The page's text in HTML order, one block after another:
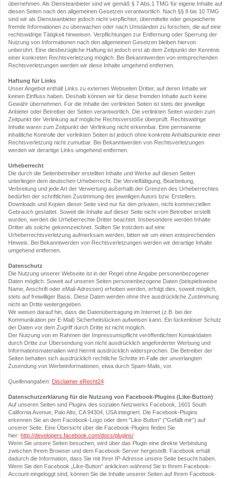
übernehmen. Als Diensteanbieter sind wir gemäß § 7 Abs.1 TMG für eigene Inhalte auf
diesen Seiten nach den allgemeinen Gesetzen verantwortlich. Nach §§ 8 bis 10 TMG
sind wir als Diensteanbieter jedoch nicht verpflichtet, übermittelte oder gespeicherte
fremde Informationen zu überwachen oder nach Umständen zu forschen, die auf eine
rechtswidrige Tätigkeit hinweisen. Verpflichtungen zur Entfernung oder Sperrung der
Nutzung von Informationen nach den allgemeinen Gesetzen bleiben hiervon
unberührt. Eine diesbezügliche Haftung ist jedoch erst ab dem Zeitpunkt der Kenntnis
einer konkreten Rechtsverletzung möglich. Bei Bekanntwerden von entsprechenden
Rechtsverletzungen werden wir diese Inhalte umgehend entfernen.
Haftung für Links
Unser Angebot enthält Links zu externen Webseiten Dritter, auf deren Inhalte wir
keinen Einfluss haben. Deshalb können wir für diese fremden Inhalte auch keine
Gewähr übernehmen. Für die Inhalte der verlinkten Seiten ist stets der jeweilige
Anbieter oder Betreiber der Seiten verantwortlich. Die verlinkten Seiten wurden zum
Zeitpunkt der Verlinkung auf mögliche Rechtsverstöße überprüft. Rechtswidrige
Inhalte waren zum Zeitpunkt der Verlinkung nicht erkennbar. Eine permanente
inhaltliche Kontrolle der verlinkten Seiten ist jedoch ohne konkrete Anhaltspunkte einer
Rechtsverletzung nicht zumutbar. Bei Bekanntwerden von Rechtsverletzungen
werden wir derartige Links umgehend entfernen.
Urheberrecht
Die durch die Seitenbetreiber erstellten Inhalte und Werke auf diesen Seiten
unterliegen dem deutschen Urheberrecht. Die Vervielfältigung, Bearbeitung,
Verbreitung und jede Art der Verwertung außerhalb der Grenzen des Urheberrechtes
bedürfen der schriftlichen Zustimmung des jeweiligen Autors bzw. Erstellers.
Downloads und Kopien dieser Seite sind nur für den privaten, nicht kommerziellen
Gebrauch gestattet. Soweit die Inhalte auf dieser Seite nicht vom Betreiber erstellt
wurden, werden die Urheberrechte Dritter beachtet. Insbesondere werden Inhalte
Dritter als solche gekennzeichnet. Sollten Sie trotzdem auf eine
Urheberrechtsverletzung aufmerksam werden, bitten wir um einen entsprechenden
Hinweis. Bei Bekanntwerden von Rechtsverletzungen werden wir derartige Inhalte
umgehend entfernen.
Datenschutz
Die Nutzung unserer Webseite ist in der Regel ohne Angabe personenbezogener
Daten möglich. Soweit auf unseren Seiten personenbezogene Daten (beispielsweise
Name, Anschrift oder eMail-Adressen) erhoben werden, erfolgt dies, soweit möglich,
stets auf freiwilliger Basis. Diese Daten werden ohne Ihre ausdrückliche Zustimmung
nicht an Dritte weitergegeben.
Wir weisen darauf hin, dass die Datenübertragung im Internet (z.B. bei der
Kommunikation per E-Mail) Sicherheitslücken aufweisen kann. Ein lückenloser Schutz
der Daten vor dem Zugriff durch Dritte ist nicht möglich.
Der Nutzung von im Rahmen der Impressumspflicht veröffentlichten Kontaktdaten
durch Dritte zur Übersendung von nicht ausdrücklich angeforderter Werbung und
Informationsmaterialien wird hiermit ausdrücklich widersprochen. Die Betreiber der
Seiten behalten sich ausdrücklich rechtliche Schritte im Falle der unverlangten
Zusendung von Werbeinformationen, etwa durch Spam-Mails, vor.
Quellenangaben: Disclaimer eRecht24
Datenschutzerklärung für die Nutzung von Facebook-Plugins (Like-Button)
Auf unseren Seiten sind Plugins des sozialen Netzwerks Facebook, 1601 South
California Avenue, Palo Alto, CA 94304, USA integriert. Die Facebook-Plugins
erkennen Sie an dem Facebook-Logo oder dem "Like-Button" ("Gefällt mir“) auf
unserer Seite. Eine Übersicht über die Facebook-Plugins finden Sie
hier: http://developers.facebook.com/docs/plugins/
Wenn Sie unsere Seiten besuchen, wird über das Plugin eine direkte Verbindung
zwischen Ihrem Browser und dem Facebook-Server hergestellt. Facebook erhält
dadurch die Information, dass Sie mit Ihrer IP-Adresse unsere Seite besucht haben.
Wenn Sie den Facebook „Like-Button“ anklicken während Sie in Ihrem Facebook-
Account eingeloggt sind, können Sie die Inhalte unserer Seiten auf Ihrem Facebook-